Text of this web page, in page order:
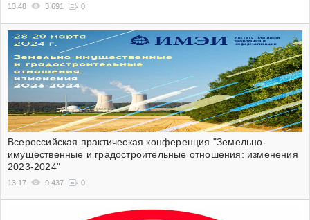
13:48 3 691 0
Всероссийская практическая конференция "Земельно-
имущественные и градостроительные отношения: изменения
2023-2024"
13:17 9 437 0